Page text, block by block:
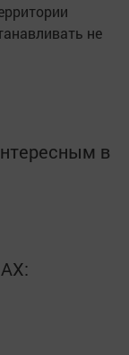
не
в